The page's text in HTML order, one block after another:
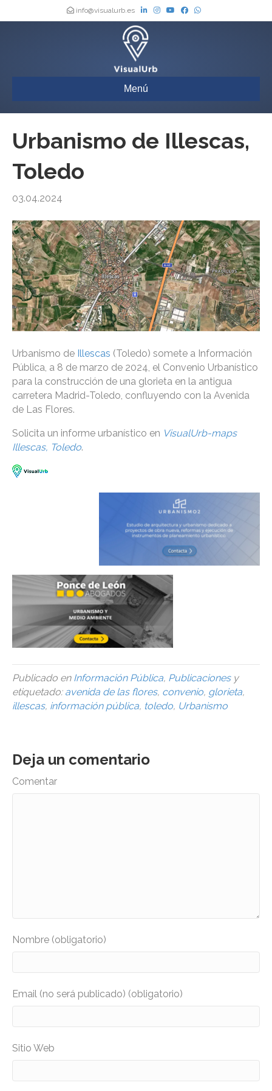
info@visualurb.es
Menú
Urbanismo de Illescas,
Toledo
03.04.2024
Urbanismo de Illescas (Toledo) somete a Información
Pública, a 8 de marzo de 2024, el Convenio Urbanístico
para la construcción de una glorieta en la antigua
carretera Madrid-Toledo, confluyendo con la Avenida
de Las Flores.
Solicita un informe urbanístico en VisualUrb-maps
Illescas, Toledo.
Publicado en Información Pública, Publicacionesy
etiquetado: avenida de las flores, convenio, glorieta,
illescas, información pública, toledo, Urbanismo
Deja un comentario
Comentar
Nombre (obligatorio)
Email (no será publicado) (obligatorio)
Sitio Web